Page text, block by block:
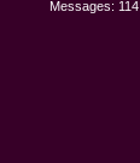
Messages: 114